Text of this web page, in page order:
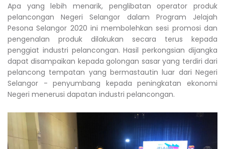
Apa yang lebih menarik, penglibatan operator produk
pelancongan Negeri Selangor dalam Program Jelajah
Pesona Selangor 2020 ini membolehkan sesi promosi dan
pengenalan produk dilakukan secara terus kepada
penggiat industri pelancongan. Hasil perkongsian dijangka
dapat disampaikan kepada golongan sasar yang terdiri dari
pelancong tempatan yang bermastautin luar dari Negeri
Selangor - penyumbang kepada peningkatan ekonomi
Negeri menerusi dapatan industri pelancongan.